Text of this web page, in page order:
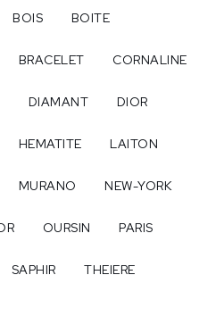
BOIS BOITE
BRACELET CORNALINE
DIAMANT DIOR
HEMATITE LAITON
MURANO NEW-YORK
OURSIN PARIS
SAPHIR THEIERE